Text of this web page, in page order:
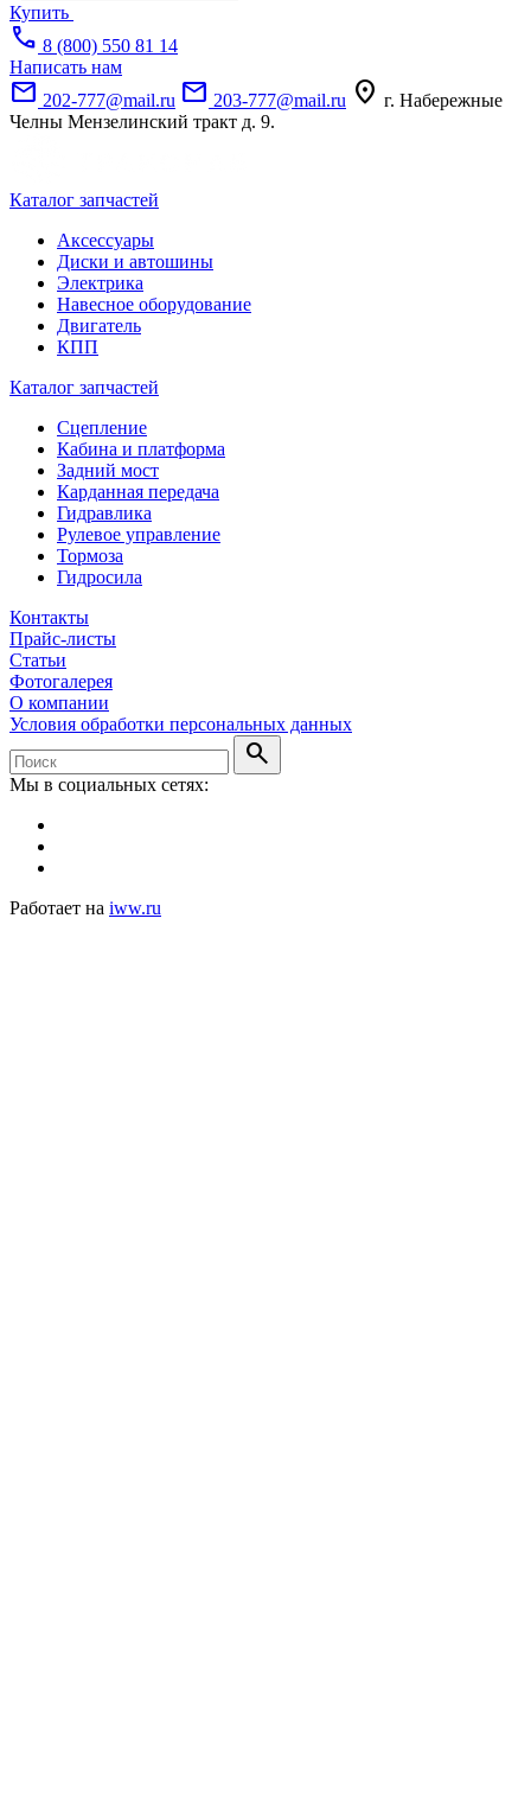
Купить
call 8 (800) 550 81 14
Написать нам
mail 202-777@mail.ru mail 203-777@mail.ru location_on г. Набережные
Челны Мензелинский тракт д. 9.
Каталог запчастей
Аксессуары
Диски и автошины
Электрика
Навесное оборудование
Двигатель
КПП
Каталог запчастей
Сцепление
Кабина и платформа
Задний мост
Карданная передача
Гидравлика
Рулевое управление
Тормоза
Гидросила
Контакты
Прайс-листы
Статьи
Фотогалерея
О компании
Условия обработки персональных данных
search
Мы в социальных сетях:
Работает на iww.ru